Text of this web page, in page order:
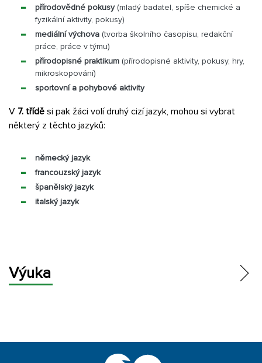
Výuka
přírodovědné pokusy(mladý badatel, spíše chemické a
fyzikální aktivity, pokusy)
mediální výchova (tvorba školního časopisu, redakční
práce, práce v týmu)
přírodopisné praktikum (přírodopisné aktivity, pokusy, hry,
mikroskopování)
sportovní a pohybové aktivity
V 7. třídě si pak žáci volí druhý cizí jazyk, mohou si vybrat
některý z těchto jazyků:
německý jazyk
francouzský jazyk
španělský jazyk
italský jazyk